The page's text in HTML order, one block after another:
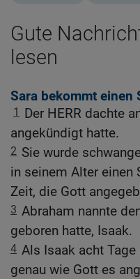
Gute
lesen
Sara bekommt einen
1
Der HERR dachte
angekündigt hatte.
2 Sie wurde
in seinem Alter einen
Zeit, die Gott
3 Abraham nannte
geboren hatte, Isaak.
4 Als Isaak acht
genau wie Gott es